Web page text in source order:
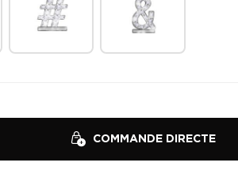
COMMANDE DIRECTE